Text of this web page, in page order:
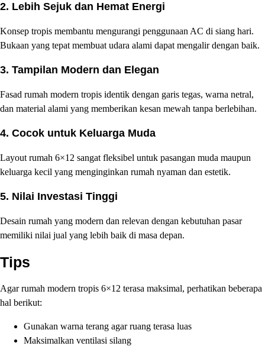
2. Lebih Sejuk dan Hemat Energi
Konsep tropis membantu mengurangi penggunaan AC di siang hari.
Bukaan yang tepat membuat udara alami dapat mengalir dengan baik.
3. Tampilan Modern dan Elegan
Fasad rumah modern tropis identik dengan garis tegas, warna netral,
dan material alami yang memberikan kesan mewah tanpa berlebihan.
4. Cocok untuk Keluarga Muda
Layout rumah 6×12 sangat fleksibel untuk pasangan muda maupun
keluarga kecil yang menginginkan rumah nyaman dan estetik.
5. Nilai Investasi Tinggi
Desain rumah yang modern dan relevan dengan kebutuhan pasar
memiliki nilai jual yang lebih baik di masa depan.
Tips
Agar rumah modern tropis 6×12 terasa maksimal, perhatikan beberapa
hal berikut:
Gunakan warna terang agar ruang terasa luas
Maksimalkan ventilasi silang